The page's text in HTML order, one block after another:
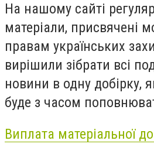
На нашому сайті
матеріали, присвячені
правам українських
вирішили зібрати всі
новини в одну добірку,
буде з часом
Виплата матеріальної